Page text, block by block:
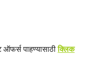
ऑफर्स पाहण्यासाठीक्लिक